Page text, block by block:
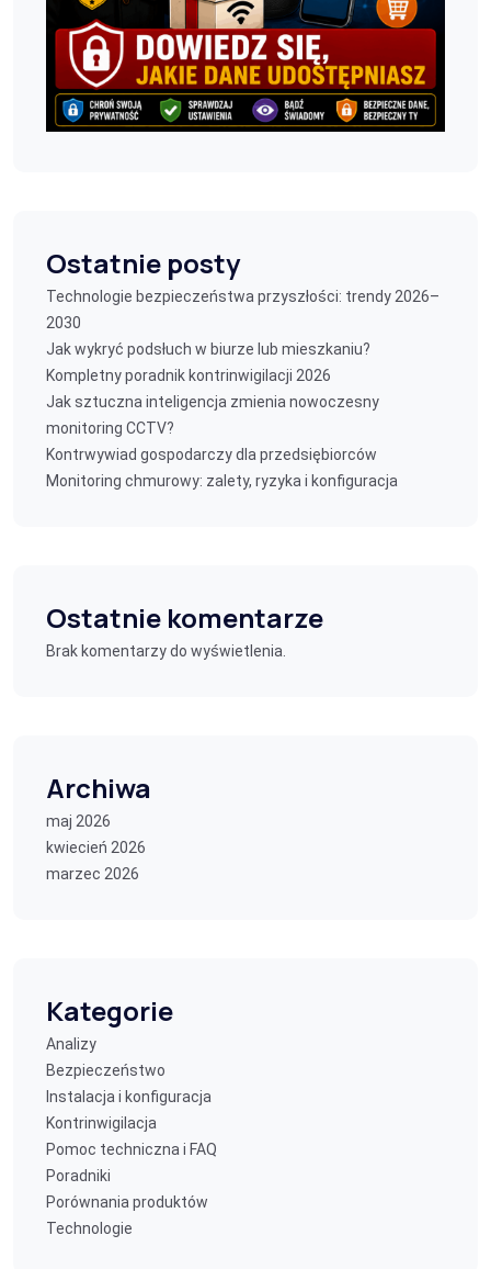
Ostatnie posty
Technologie bezpieczeństwa przyszłości: trendy 2026–
2030
Jak wykryć podsłuch w biurze lub mieszkaniu?
Kompletny poradnik kontrinwigilacji 2026
Jak sztuczna inteligencja zmienia nowoczesny
monitoring CCTV?
Kontrwywiad gospodarczy dla przedsiębiorców
Monitoring chmurowy: zalety, ryzyka i konfiguracja
Ostatnie komentarze
Brak komentarzy do wyświetlenia.
Archiwa
maj 2026
kwiecień 2026
marzec 2026
Kategorie
Analizy
Bezpieczeństwo
Instalacja i konfiguracja
Kontrinwigilacja
Pomoc techniczna i FAQ
Poradniki
Porównania produktów
Technologie